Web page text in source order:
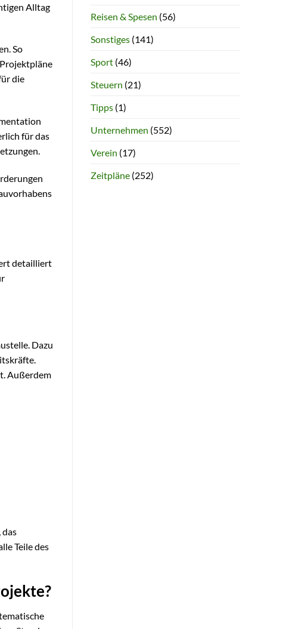
Alltag
So
die
für das
detailliert
Dazu
Außerdem
Teile des
Reisen & Spesen (56)
Sonstiges(141)
Sport(46)
Steuern (21)
Tipps(1)
Unternehmen (552)
Verein (17)
Zeitpläne(252)